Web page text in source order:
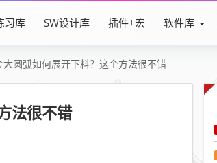
习库 SW设计库 插件+宏 软件库
圆弧如何展开下料？这个方法很不错
法很不错